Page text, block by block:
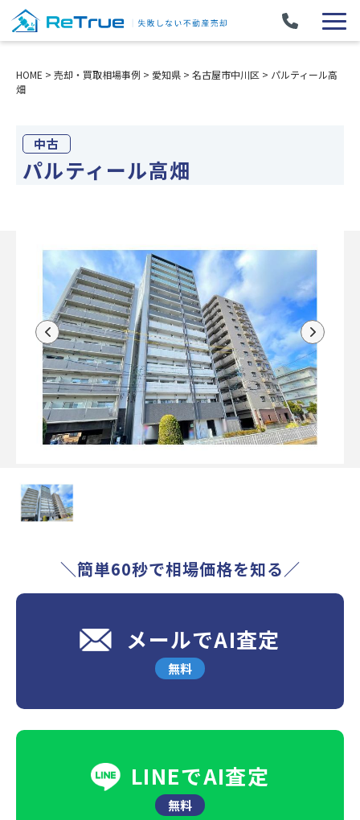
HOME > 売却・買取相場事例 > 愛知県 > 名古屋市中川区 > パルティール高
畑
中古
パルティール高畑
＼簡単60秒で相場価格を知る／
メールでAI査定
無料
LINEでAI査定
無料